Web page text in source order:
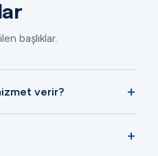
başlıklar.
verir?